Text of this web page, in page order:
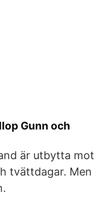
Gunn och
är utbytta mot
tvättdagar. Men